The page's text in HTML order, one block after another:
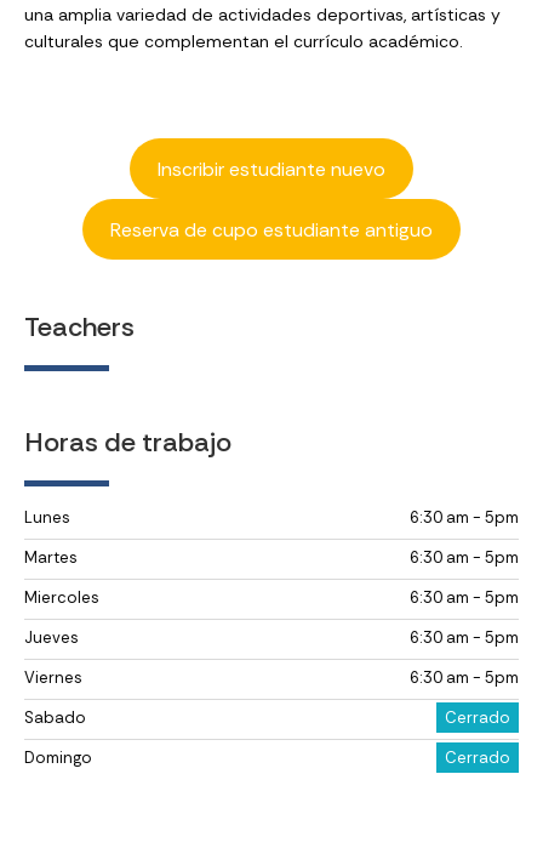
una amplia variedad de actividades deportivas, artísticas y
culturales que complementan el currículo académico.
Inscribir estudiante nuevo
Reserva de cupo estudiante antiguo
Teachers
Horas de trabajo
Lunes
6:30 am - 5pm
Martes
6:30 am - 5pm
Miercoles
6:30 am - 5pm
Jueves
6:30 am - 5pm
Viernes
6:30 am - 5pm
Sabado
Cerrado
Domingo
Cerrado